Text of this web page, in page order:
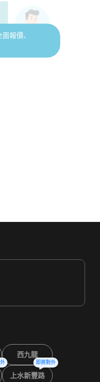
面報價、
售
基金，每日隨時贖
西九龍
上水新豐路
即將對外